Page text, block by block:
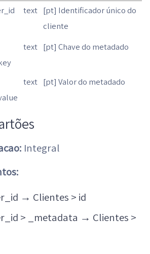
text [pt] Identificador único do
cliente
text [pt] Chave do metadado
text [pt] Valor do metadado
Integral
→ Clientes > id
> _metadata → Clientes >